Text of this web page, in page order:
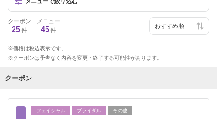
メニューで絞り込む
クーポン
25件
メニュー
45件
価格は税込表示です。
クーポンは予告なく内容を変更・終了する可能性があります。
クーポン
フェイシャル ブライダル その他